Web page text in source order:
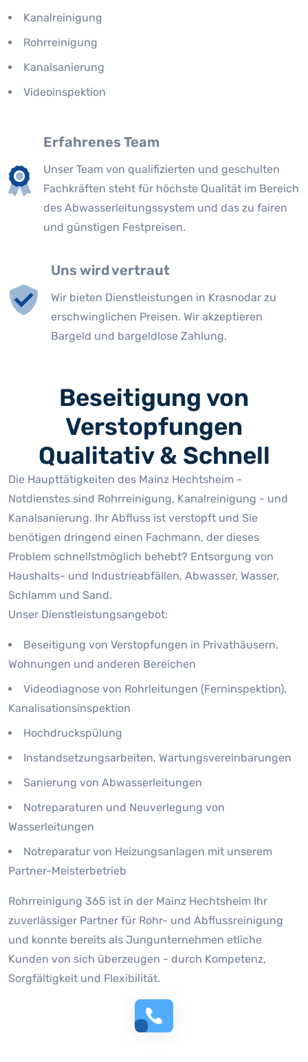
Kanalreinigung
Rohrreinigung
Kanalsanierung
Videoinspektion
Erfahrenes Team
Unser Team von qualifizierten und geschulten
Fachkräften steht für höchste Qualität im Bereich
des Abwasserleitungssystem und das zu fairen
und günstigen Festpreisen.
Uns wird vertraut
Wir bieten Dienstleistungen in Krasnodar zu
erschwinglichen Preisen. Wir akzeptieren
Bargeld und bargeldlose Zahlung.
Beseitigung von
Verstopfungen
Qualitativ & Schnell
Die Haupttätigkeiten des Mainz Hechtsheim -
Notdienstes sind Rohrreinigung, Kanalreinigung - und
Kanalsanierung. Ihr Abfluss ist verstopft und Sie
benötigen dringend einen Fachmann, der dieses
Problem schnellstmöglich behebt? Entsorgung von
Haushalts- und Industrieabfällen, Abwasser, Wasser,
Schlamm und Sand.
Unser Dienstleistungsangebot:
Beseitigung von Verstopfungen in Privathäusern,
Wohnungen und anderen Bereichen
Videodiagnose von Rohrleitungen (Ferninspektion),
Kanalisationsinspektion
Hochdruckspülung
Instandsetzungsarbeiten, Wartungsvereinbarungen
Sanierung von Abwasserleitungen
Notreparaturen und Neuverlegung von
Wasserleitungen
Notreparatur von Heizungsanlagen mit unserem
Partner-Meisterbetrieb
Rohrreinigung 365 ist in der Mainz Hechtsheim Ihr
zuverlässiger Partner für Rohr- und Abflussreinigung
und konnte bereits als Jungunternehmen etliche
Kunden von sich überzeugen - durch Kompetenz,
Sorgfältigkeit und Flexibilität.